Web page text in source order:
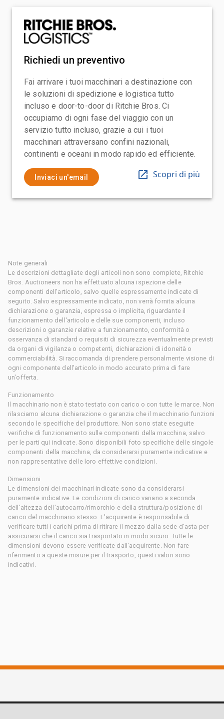
Richiedi un preventivo
Fai arrivare i tuoi macchinari a destinazione con
le soluzioni di spedizione e logistica tutto
incluso e door-to-door di Ritchie Bros. Ci
occupiamo di ogni fase del viaggio con un
servizio tutto incluso, grazie a cui i tuoi
macchinari attraversano confini nazionali,
continenti e oceani in modo rapido ed efficiente.
Inviaci un'email Scopri di più
Note generali
Le descrizioni dettagliate degli articoli non sono complete, Ritchie
Bros. Auctioneers non ha effettuato alcuna ispezione delle
componenti dell'articolo, salvo quelle espressamente indicate di
seguito. Salvo espressamente indicato, non verrà fornita alcuna
dichiarazione o garanzia, espressa o implicita, riguardante il
funzionamento dell'articolo e delle sue componenti, incluso
descrizioni o garanzie relative a funzionamento, conformità o
osservanza di standard o requisiti di sicurezza eventualmente previsti
da organi di vigilanza o competenti, dichiarazioni di idoneità o
commerciabilità. Si raccomanda di prendere personalmente visione di
ogni componente dell'articolo in modo accurato prima di fare
un'offerta.
Funzionamento
Il macchinario non è stato testato con carico o con tutte le marce. Non
rilasciamo alcuna dichiarazione o garanzia che il macchinario funzioni
secondo le specifiche del produttore. Non sono state eseguite
verifiche di funzionamento sulle componenti della macchina, salvo
per le parti qui indicate. Sono disponibili foto specifiche delle singole
componenti della macchina, da considerarsi puramente indicative e
non rappresentative delle loro effettive condizioni.
Dimensioni
Le dimensioni dei macchinari indicate sono da considerarsi
puramente indicative. Le condizioni di carico variano a seconda
dell'altezza dell'autocarro/rimorchio e della struttura/posizione di
carico del macchinario stesso. L'acquirente è responsabile di
verificare tutti i carichi prima di ritirare il mezzo dalla sede d'asta per
assicurarsi che il carico sia trasportato in modo sicuro. Tutte le
dimensioni devono essere verificate dall'acquirente. Non fare
riferimento a queste misure per il trasporto, questi valori sono
indicativi.